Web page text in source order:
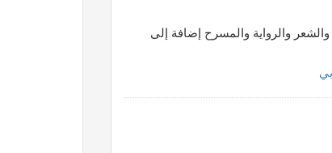
والرواية والمسرح إضافة إلى